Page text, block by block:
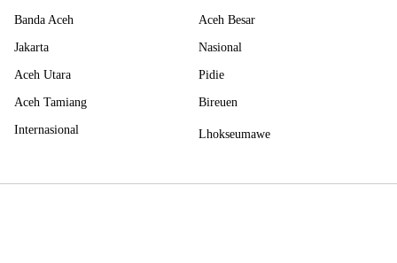
Banda Aceh Aceh Besar
Jakarta Nasional
Aceh Utara Pidie
Aceh Tamiang Bireuen
Internasional Lhokseumawe